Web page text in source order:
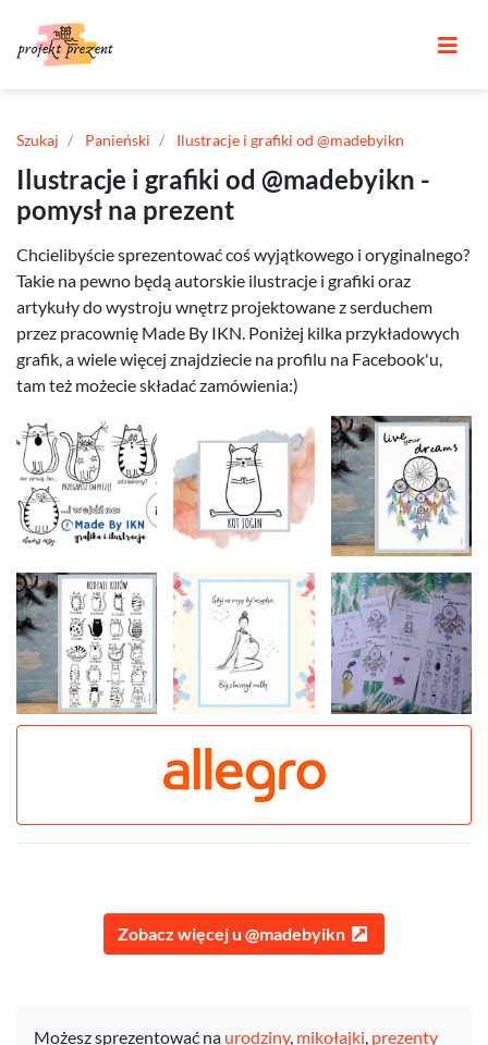
Szukaj Panieński Ilustracje i grafiki od @madebyikn
Ilustracje i grafiki od @madebyikn -
pomysł na prezent
Chcielibyście sprezentować coś wyjątkowego i oryginalnego?
Takie na pewno będą autorskie ilustracje i grafiki oraz
artykuły do wystroju wnętrz projektowane z serduchem
przez pracownię Made By IKN. Poniżej kilka przykładowych
grafik, a wiele więcej znajdziecie na profilu na Facebook'u,
tam też możecie składać zamówienia:)
Zobacz więcej u @madebyikn
Możesz sprezentować na urodziny, mikołajki prezenty